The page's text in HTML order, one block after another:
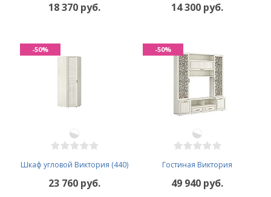
18 370 руб. 14 300 руб.
Шкаф угловой Виктория (440)
23 760 руб.
-50%
Гостиная Виктория
49 940 руб.
-50%